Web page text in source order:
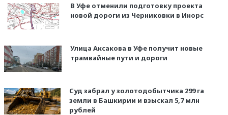
В Уфе отменили подготовку проекта
новой дороги из Черниковки в Инорс
Улица Аксакова в Уфе получит новые
трамвайные пути и дороги
Суд забрал у золотодобытчика 299 га
земли в Башкирии и взыскал 5,7 млн
рублей